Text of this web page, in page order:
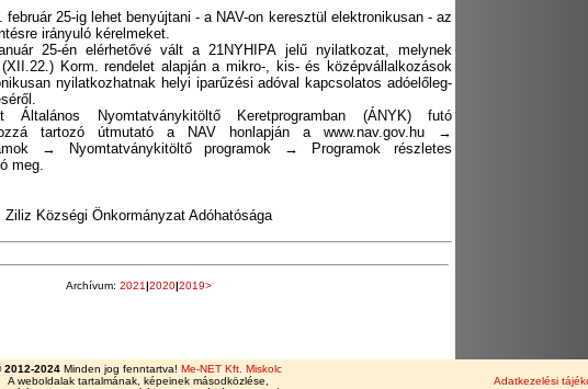
25-ig lehet benyújtani - a NAV-on keresztül elektronikusan - az
irányuló kérelmeket.
25-én elérhetővé vált a 21NYHIPA jelű nyilatkozat, melynek
Korm. rendelet alapján a mikro-, kis- és középvállalkozások
nyilatkozhatnak helyi iparűzési adóval kapcsolatos adóelőleg-
Általános Nyomtatványkitöltő Keretprogramban (ÁNYK) futó
tartozó útmutató a NAV honlapján a www.nav.gov.hu →
→ Nyomtatványkitöltő programok → Programok részletes
meg.
Ziliz Községi Önkormányzat Adóhatósága
Archívum: 2021|2020|2019>
2012-2024 Minden jog fenntartva! Me-NET Kft. Miskolc
A weboldalak tartalmának, képeinek másodközlése,
Adatkezelési